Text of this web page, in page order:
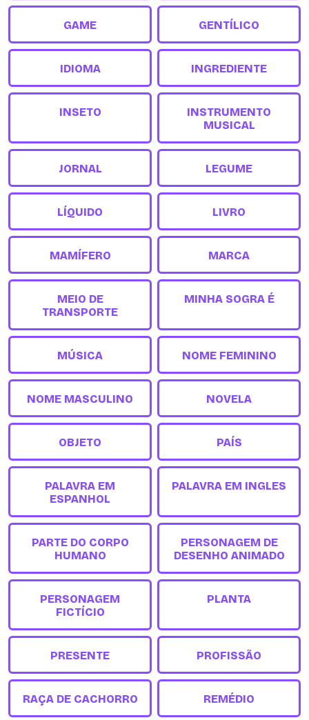
GAME GENTÍLICO
IDIOMA INGREDIENTE
INSETO
INSTRUMENTO
MUSICAL
JORNAL LEGUME
LÍQUIDO LIVRO
MAMÍFERO MARCA
MEIO DE
TRANSPORTE
MINHA SOGRA É
MÚSICA NOME FEMININO
NOME MASCULINO NOVELA
OBJETO PAÍS
PALAVRA EM
ESPANHOL
PALAVRA EM INGLES
PARTE DO CORPO
HUMANO
PERSONAGEM DE
DESENHO ANIMADO
PERSONAGEM
FICTÍCIO
PLANTA
PRESENTE PROFISSÃO
RAÇA DE CACHORRO REMÉDIO